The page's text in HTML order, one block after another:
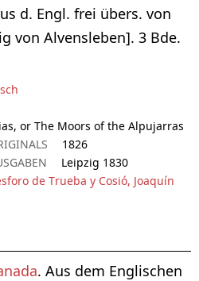
d. Engl. frei übers. von
von Alvensleben]. 3 Bde.
or The Moors of the Alpujarras
1826
Leipzig 1830
de Trueba y Cosió, Joaquín
. Aus dem Englischen